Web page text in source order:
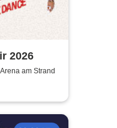
2026
am Strand